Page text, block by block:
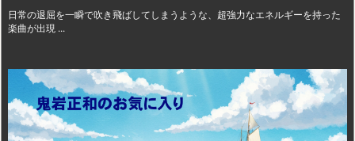
日常の退屈を一瞬で吹き飛ばしてしまうような、超強力なエネルギーを持った
楽曲が出現 ...